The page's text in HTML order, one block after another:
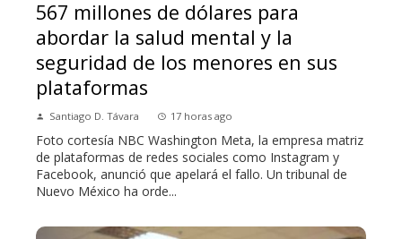
567 millones de dólares para
abordar la salud mental y la
seguridad de los menores en sus
plataformas
Santiago D. Távara 17 horas ago
Foto cortesía NBC Washington Meta, la empresa matriz
de plataformas de redes sociales como Instagram y
Facebook, anunció que apelará el fallo. Un tribunal de
Nuevo México ha orde...